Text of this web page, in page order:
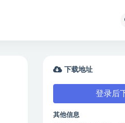
下载地址
登录后
其他信息